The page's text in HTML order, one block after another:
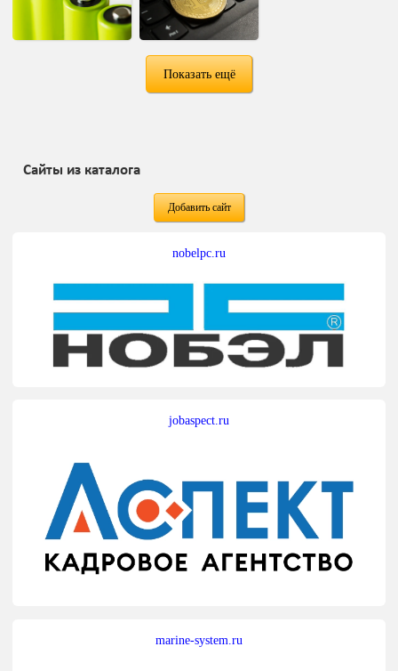
Показать ещё
Сайты из каталога
Добавить сайт
nobelpc.ru
jobaspect.ru
marine-system.ru